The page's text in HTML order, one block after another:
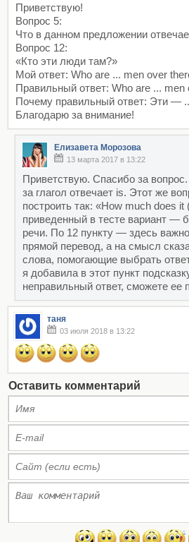
Приветствую!
Вопрос 5:
Что в данном предложении
Вопрос 12:
«Кто эти люди там?»
Мой ответ: Who are ... men over
Правильный ответ: Who are ... men
Почему правильный ответ: Эти —
Благодарю за внимание!
Елизавета Морозова
13 марта 2017 в 13:22
Приветствую. Спасибо за
за глагол отвечает is. Этот же
построить так: «How much does
приведенный в тесте вариант —
речи. По 12 пункту — здесь
прямой перевод, а на смысл
слова, помогающие выбрать
я добавила в этот пункт
неправильный ответ, сможете ее
таня
03 июля 2018 в 13:22
Оставить комментарий